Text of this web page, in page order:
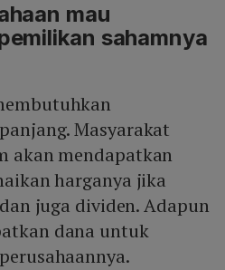
mau
sahamnya
Masyarakat
akan mendapatkan
harganya jika
juga dividen. Adapun
dana untuk